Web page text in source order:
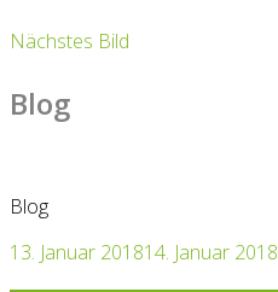
Nächstes Bild
Blog
Blog
Veröffentlicht
13. Januar 201814. Januar 2018